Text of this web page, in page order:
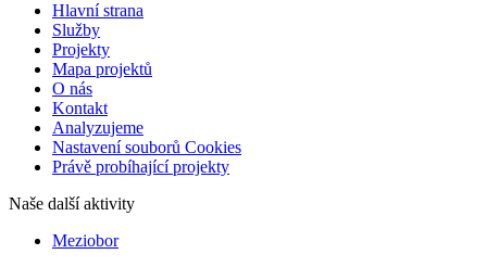
Hlavní strana
Služby
Projekty
Mapa projektů
O nás
Kontakt
Analyzujeme
Nastavení souborů Cookies
Právě probíhající projekty
Naše další aktivity
Meziobor